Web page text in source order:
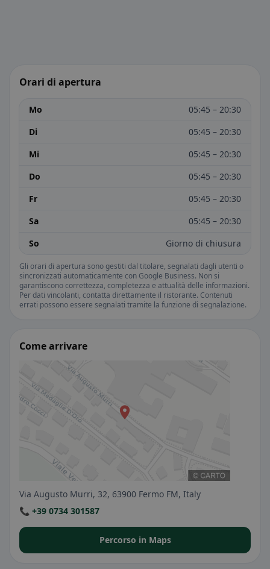
Orari di apertura
Mo
05:45 – 20:30
Di
05:45 – 20:30
Mi
05:45 – 20:30
Do
05:45 – 20:30
Fr
05:45 – 20:30
Sa
05:45 – 20:30
So
Giorno di chiusura
Gli orari di apertura sono gestiti dal titolare, segnalati dagli utenti o
sincronizzati automaticamente con Google Business. Non si
garantiscono correttezza, completezza e attualità delle informazioni.
Per dati vincolanti, contatta direttamente il ristorante. Contenuti
errati possono essere segnalati tramite la funzione di segnalazione.
Come arrivare
Via Augusto Murri, 32, 63900 Fermo FM, Italy
📞 +39 0734 301587
Percorso in Maps